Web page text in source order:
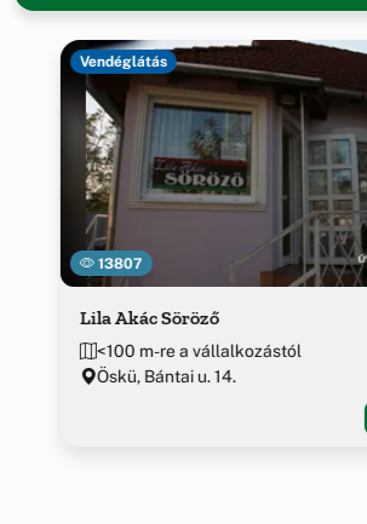
13807
Vendéglátás
Lila Akác Söröző
<100 m-re a vállalkozástól
Öskü, Bántai u. 14.